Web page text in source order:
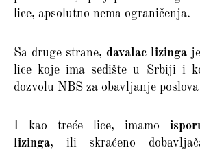
lice, apsolutno nema ograničenja.
Sa druge strane, davalac lizinga
lice koje ima sedište u Srbiji i
dozvolu NBS za obavljanje
I kao treće lice, imamo
lizinga, ili skraćeno